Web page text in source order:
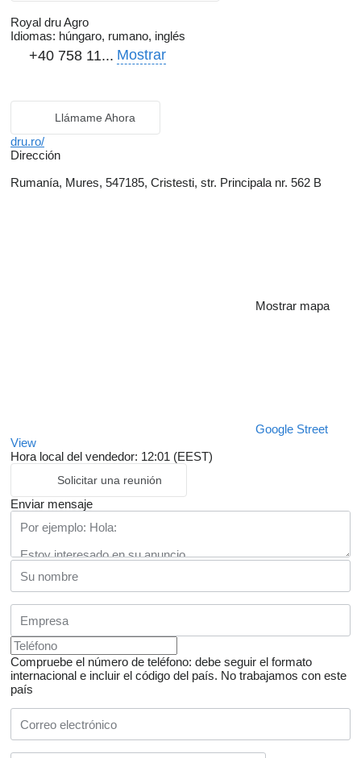
Royal dru Agro
Idiomas: húngaro, rumano, inglés
+40 758 11... Mostrar
Llámame Ahora
dru.ro/
Dirección
Rumanía, Mures, 547185, Cristesti, str. Principala nr. 562 B
Mostrar mapa
Google Street
View
Hora local del vendedor: 12:01 (EEST)
Solicitar una reunión
Enviar mensaje
Compruebe el número de teléfono: debe seguir el formato
internacional e incluir el código del país. No trabajamos con este
país